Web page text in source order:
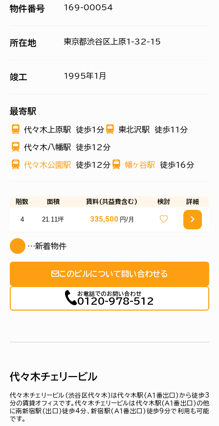
物件番号 169-00054
所在地 東京都渋谷区上原1-32-15
竣工 1995年1月
最寄駅
代々木上原駅 徒歩1分 東北沢駅 徒歩11分
代々木八幡駅 徒歩12分
代々木公園駅 徒歩12分 幡ヶ谷駅 徒歩16分
階数 面積 賃料(共益費含む) 検討 詳細
4 21.11坪 335,500 円/月
…新着物件
このビルについて問い合わせる
お電話でのお問い合わせ
0120-978-512
代々木チェリービル
代々木チェリービル(渋谷区代々木)は代々木駅(Ａ１番出口)から徒歩3
分の賃貸オフィスです。代々木チェリービルは代々木駅(Ａ１番出口)の他
に南新宿駅(出口)徒歩4分、新宿駅(Ａ１番出口)徒歩9分で利用も可能
です。